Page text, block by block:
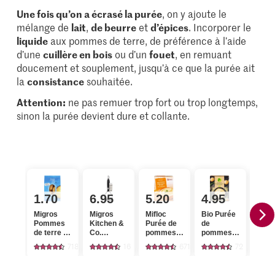
Une fois qu’on a écrasé la purée, on y ajoute le
mélange de lait,de beurreetd’épices. Incorporer le
liquide aux pommes de terre, de préférence à l’aide
d’unecuillère en boisou d’unfouet, en remuant
doucement et souplement, jusqu’à ce que la purée ait
laconsistance souhaitée.
Attention: ne pas remuer trop fort ou trop longtemps,
sinon la purée devient dure et collante.
1.70
Migros
Pommes
de terre à
chair
farineuse
6.95
Migros
Kitchen &
Co.
Presse-
purée noir,
5.20
Mifloc
Purée de
pommes
de terre
4.95
Bio Purée
de
pommes
de terre
M-